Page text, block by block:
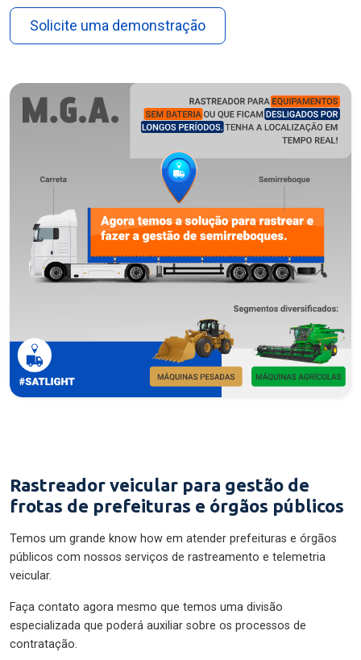
Solicite uma demonstração
Rastreador veicular para gestão de
frotas de prefeituras e órgãos públicos
Temos um grande know how em atender prefeituras e órgãos
públicos com nossos serviços de rastreamento e telemetria
veicular.
Faça contato agora mesmo que temos uma divisão
especializada que poderá auxiliar sobre os processos de
contratação.